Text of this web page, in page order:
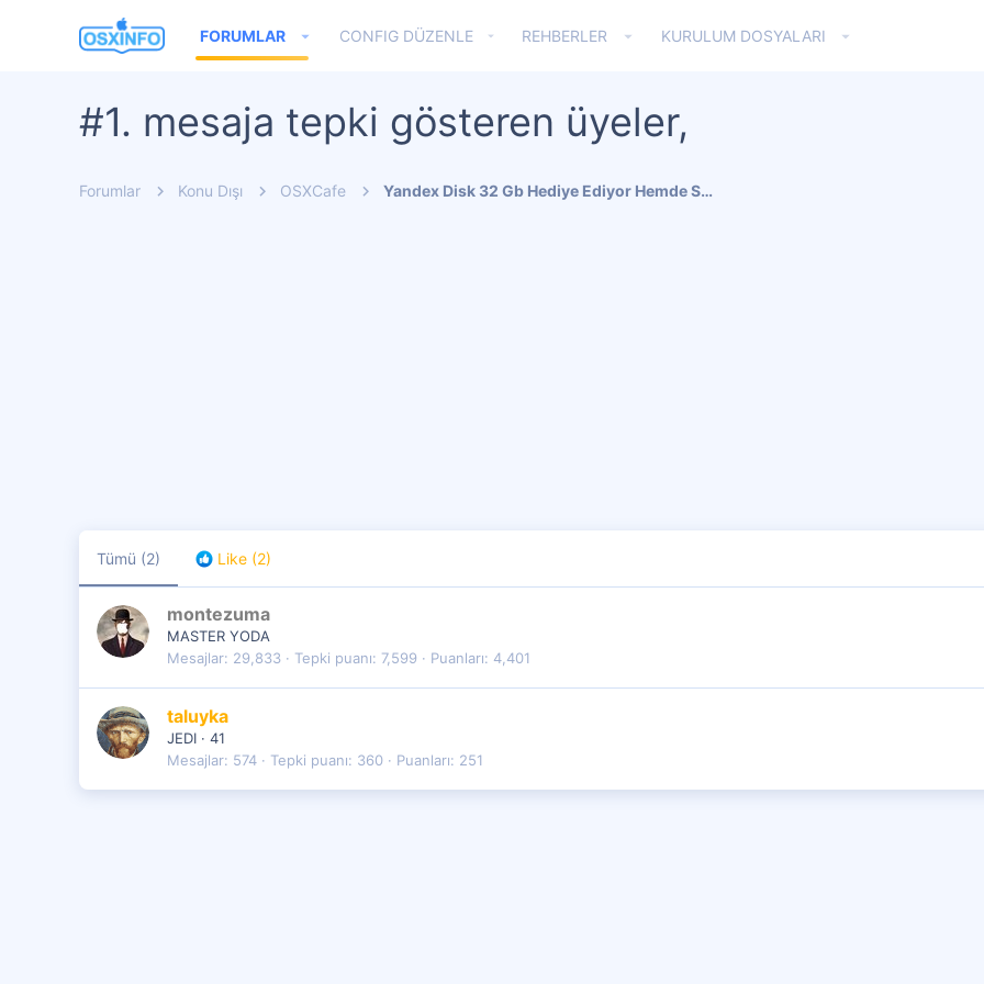
FORUMLAR CONFIG DÜZENLE REHBERLER KURULUM DOSYALARI
#1. mesaja tepki gösteren üyeler,
Forumlar Konu Dışı OSXCafe Yandex Disk 32 Gb Hediye Ediyor Hemde Süresiz
Tümü (2) Like (2)
montezuma
MASTER YODA
Mesajlar 29,833 Tepki puanı 7,599 Puanları 4,401
taluyka
JEDI · 41
Mesajlar 574 Tepki puanı 360 Puanları 251